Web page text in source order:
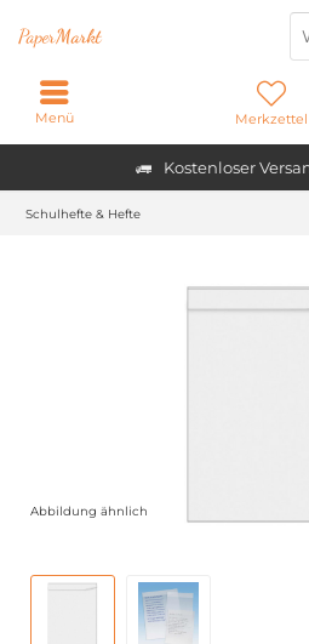
Kostenloser
PaperMarkt
Merkzettel
Menü
Schulhefte & Hefte
Abbildung ähnlich